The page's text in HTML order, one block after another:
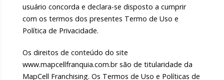
usuário concorda e declara-se disposto a cumprir
com os termos dos presentes Termo de Uso e
Política de Privacidade.
Os direitos de conteúdo do site
www.mapcellfranquia.com.br são de titularidade da
MapCell Franchising. Os Termos de Uso e Políticas de